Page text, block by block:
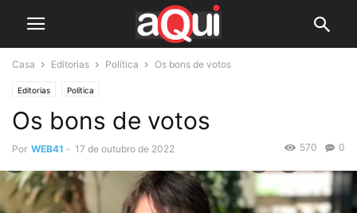
Casa Editorias Política Os bons de votos
Editorias Política
Os bons de votos
Por WEB41 - 17 de outubro de 2022 0
570